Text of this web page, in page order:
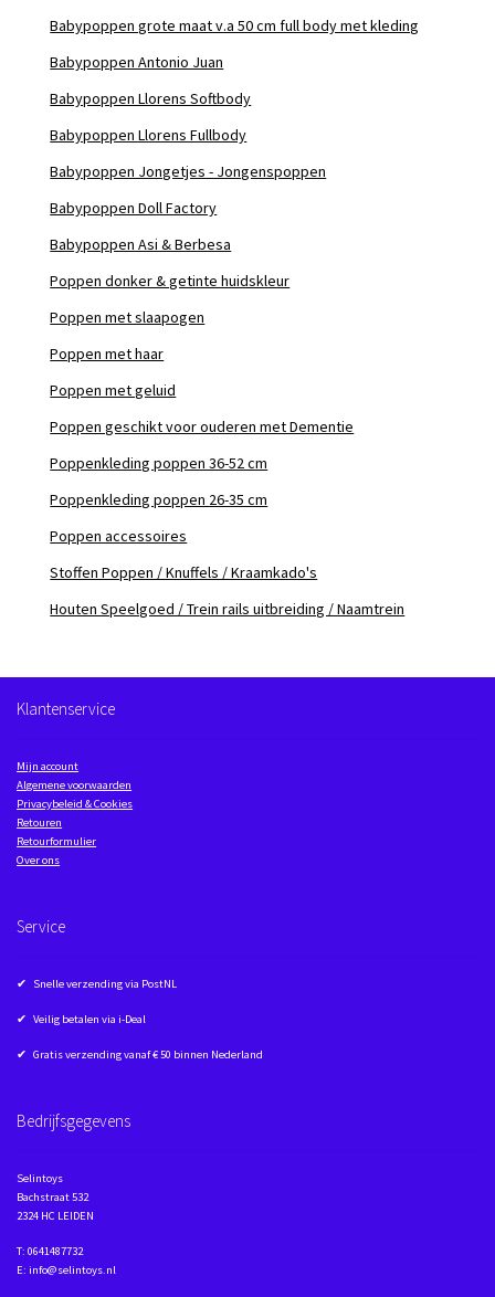
Babypoppen grote maat v.a 50 cm full body met kleding
Babypoppen Antonio Juan
Babypoppen Llorens Softbody
Babypoppen Llorens Fullbody
Babypoppen Jongetjes - Jongenspoppen
Babypoppen Doll Factory
Babypoppen Asi & Berbesa
Poppen donker & getinte huidskleur
Poppen met slaapogen
Poppen met haar
Poppen met geluid
Poppen geschikt voor ouderen met Dementie
Poppenkleding poppen 36-52 cm
Poppenkleding poppen 26-35 cm
Poppen accessoires
Stoffen Poppen / Knuffels / Kraamkado's
Houten Speelgoed / Trein rails uitbreiding / Naamtrein
Klantenservice
Mijn account
Algemene voorwaarden
Privacybeleid & Cookies
Retouren
Retourformulier
Over ons
Service
✔ Snelle verzending via PostNL
✔ Veilig betalen via i-Deal
✔ Gratis verzending vanaf € 50 binnen Nederland
Bedrijfsgegevens
Selintoys
Bachstraat 532
2324 HC LEIDEN
T: 0641487732
E: info@selintoys.nl